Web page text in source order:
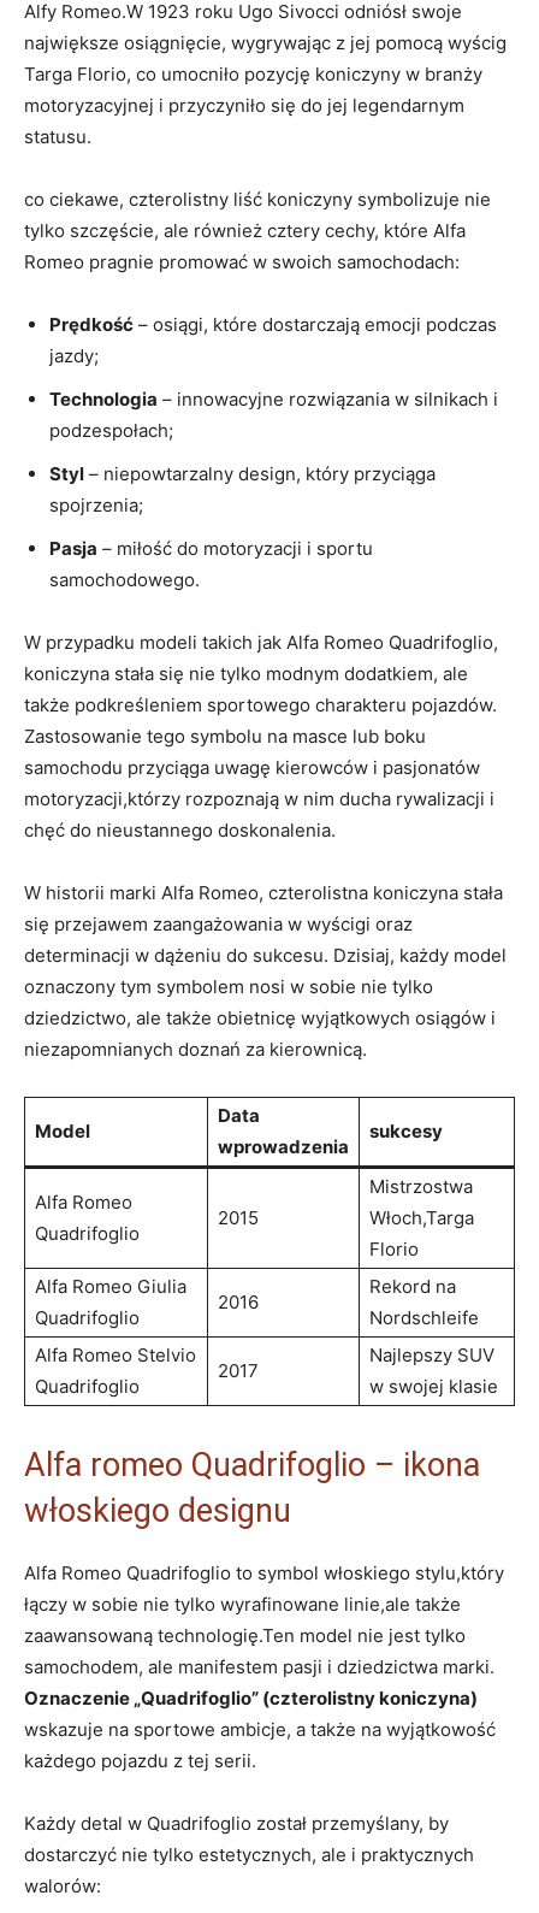
Alfy Romeo.W 1923⁤ roku Ugo Sivocci odniósł swoje
największe osiągnięcie, wygrywając z jej pomocą​ wyścig
Targa Florio, co umocniło⁤ pozycję koniczyny w branży
motoryzacyjnej i przyczyniło się do jej legendarnym
statusu.
co ciekawe, czterolistny⁣ liść koniczyny symbolizuje ⁤nie
tylko ‌szczęście,⁢ ale również cztery⁣ cechy, które Alfa
Romeo pragnie promować w swoich samochodach:
Prędkość –​ osiągi, które dostarczają emocji podczas⁢
jazdy;
Technologia – innowacyjne ‌rozwiązania w silnikach i
podzespołach;
Styl – niepowtarzalny design, który przyciąga
‌spojrzenia;
Pasja – miłość do motoryzacji i⁣ sportu
samochodowego.
W przypadku modeli takich jak Alfa Romeo Quadrifoglio, ​
koniczyna ‍stała się nie tylko ‍modnym‍ dodatkiem,⁢ ale⁣
także ‍podkreśleniem sportowego charakteru pojazdów.
Zastosowanie tego symbolu na masce​ lub boku
samochodu przyciąga uwagę⁢ kierowców i pasjonatów
motoryzacji,którzy rozpoznają w nim ducha rywalizacji i
chęć do nieustannego doskonalenia.
W historii marki Alfa⁣ Romeo, czterolistna‍ koniczyna stała
się przejawem zaangażowania w wyścigi oraz
determinacji w dążeniu do sukcesu. Dzisiaj, każdy model
oznaczony tym​ symbolem nosi w sobie nie tylko
dziedzictwo, ale także obietnicę wyjątkowych⁢ osiągów i
niezapomnianych doznań ‍za kierownicą.
Model
Data
wprowadzenia
sukcesy
Alfa Romeo
Quadrifoglio
2015
Mistrzostwa
Włoch,Targa
Florio
Alfa⁤ Romeo Giulia
Quadrifoglio
2016
Rekord na
Nordschleife
Alfa Romeo Stelvio⁢
Quadrifoglio
2017
Najlepszy‌ SUV
⁢w ‌swojej klasie
Alfa romeo ​Quadrifoglio – ‌ikona
włoskiego designu
Alfa Romeo ⁢Quadrifoglio to⁤ symbol‌ włoskiego ‌stylu,który
łączy w sobie nie⁤ tylko wyrafinowane linie,ale⁢ także ​
zaawansowaną⁤ technologię.Ten model nie jest ⁢tylko
samochodem, ale manifestem pasji​ i dziedzictwa ⁤marki.
Oznaczenie „Quadrifoglio” (czterolistny koniczyna)
⁣wskazuje na sportowe ambicje, a także na wyjątkowość
każdego pojazdu z tej ⁤serii.
Każdy detal w Quadrifoglio został ‍przemyślany, by
dostarczyć nie tylko estetycznych, ale ⁣i praktycznych
walorów: